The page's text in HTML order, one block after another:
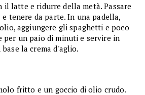
il latte e ridurre della metà. Passare
tenere da parte. In una padella,
aggiungere gli spaghetti e poco
per un paio di minuti e servire in
la crema d'aglio.
fritto e un goccio di olio crudo.